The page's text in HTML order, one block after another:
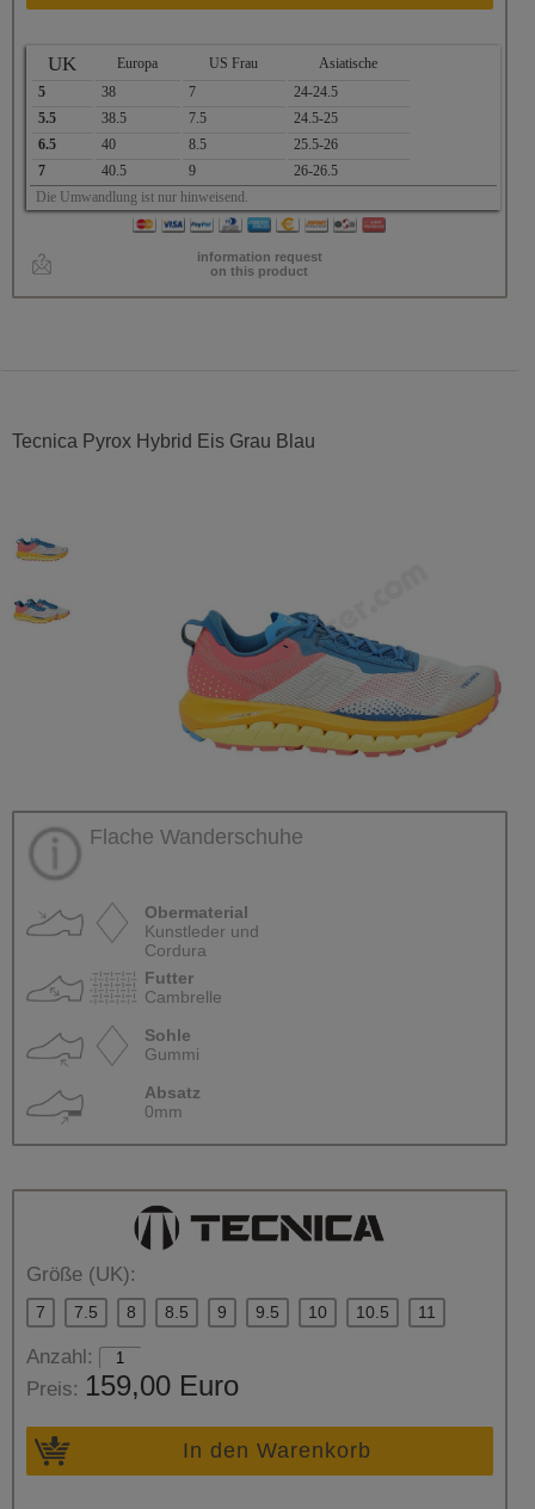
UK Europa US Frau
Asiatische
5
38 7
24-24.5
5.5
38.5 7.5
24.5-25
6.5
40 8.5
25.5-26
7
40.5 9
26-26.5
Die Umwandlung ist nur hinweisend.
information request
on this product
Tecnica Pyrox Hybrid Eis Grau Blau
Flache Wanderschuhe
Obermaterial
Kunstleder und
Cordura
Futter
Cambrelle
Sohle
Gummi
Absatz
0mm
Größe (UK):
7 7.5 8 8.5 9 9.5 10 10.5 11
Anzahl:
Preis: 159,00 Euro
In den Warenkorb